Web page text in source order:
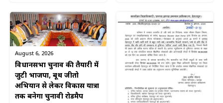
August 6, 2026
विधानसभा चुनाव की तैयारी में
जुटी भाजपा, बूथ जीतो
अभियान से लेकर विकास यात्रा
तक बनेगा चुनावी रोडमैप